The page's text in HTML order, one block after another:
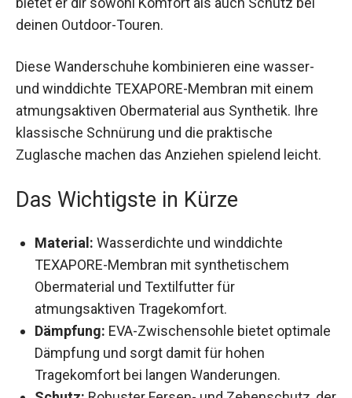
Schutz bei deinen Outdoor-Touren.
und winddichte TEXAPORE-Membran mit einem
atmungsaktiven Obermaterial aus Synthetik. Ihre
klassische Schnürung und die praktische
Zuglasche machen das Anziehen spielend leicht.
Das Wichtigste in Kürze
TEXAPORE-Membran mit synthetischem
Obermaterial und Textilfutter für
atmungsaktiven Tragekomfort.
Dämpfung:EVA-Zwischensohle bietet
optimale Dämpfung und sorgt damit für hohen
Tragekomfort bei langen Wanderungen.
Schutz:Robuster Fersen- und Zehenschutz,